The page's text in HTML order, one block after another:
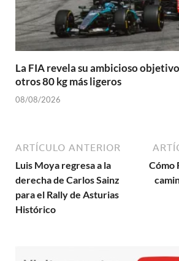
La FIA revela su ambicioso
otros 80 kg más ligeros
08/08/2026
ARTÍCULO ANTERIOR
Luis Moya regresa a la
derecha de Carlos Sainz
para el Rally de Asturias
Histórico
Cómo